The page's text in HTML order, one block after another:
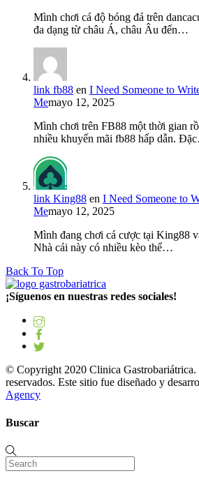
Mình chơi cá độ bóng đá trên
đa dạng từ châu Á, châu Âu đến…
link fb88 en I Need Someone to
Memayo 12, 2025
Mình chơi trên FB88 một thời gian
nhiều khuyến mãi fb88 hấp dẫn.
link King88 en I Need Someone to
Memayo 12, 2025
Mình đang chơi cá cược tại King88
Nhà cái này có nhiều kèo thể…
Back To Top
¡Síguenos en nuestras redes sociales!
© Copyright 2020 Clinica Gastrobariátrica.
reservados. Este sitio fue diseñado y
Agency
Buscar